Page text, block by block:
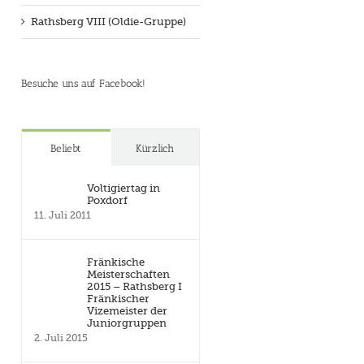
Rathsberg VIII (Oldie-Gruppe)
Besuche uns auf Facebook!
Beliebt Kürzlich
Voltigiertag in
Poxdorf
11. Juli 2011
Fränkische
Meisterschaften
2015 – Rathsberg I
Fränkischer
Vizemeister der
Juniorgruppen
2. Juli 2015